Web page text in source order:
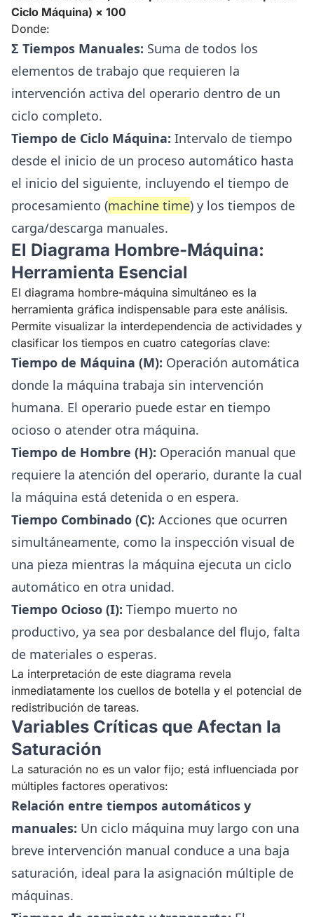
Ciclo Máquina) × 100
Donde:
Σ Tiempos Manuales: Suma de todos los
elementos de trabajo que requieren la
intervención activa del operario dentro de un
ciclo completo.
Tiempo de Ciclo Máquina: Intervalo de tiempo
desde el inicio de un proceso automático hasta
el inicio del siguiente, incluyendo el tiempo de
procesamiento (machine time) y los tiempos de
carga/descarga manuales.
El Diagrama Hombre-Máquina:
Herramienta Esencial
El diagrama hombre-máquina simultáneo es la
herramienta gráfica indispensable para este análisis.
Permite visualizar la interdependencia de actividades y
clasificar los tiempos en cuatro categorías clave:
Tiempo de Máquina (M): Operación automática
donde la máquina trabaja sin intervención
humana. El operario puede estar en tiempo
ocioso o atender otra máquina.
Tiempo de Hombre (H): Operación manual que
requiere la atención del operario, durante la cual
la máquina está detenida o en espera.
Tiempo Combinado (C): Acciones que ocurren
simultáneamente, como la inspección visual de
una pieza mientras la máquina ejecuta un ciclo
automático en otra unidad.
Tiempo Ocioso (I): Tiempo muerto no
productivo, ya sea por desbalance del flujo, falta
de materiales o esperas.
La interpretación de este diagrama revela
inmediatamente los cuellos de botella y el potencial de
redistribución de tareas.
Variables Críticas que Afectan la
Saturación
La saturación no es un valor fijo; está influenciada por
múltiples factores operativos:
Relación entre tiempos automáticos y
manuales: Un ciclo máquina muy largo con una
breve intervención manual conduce a una baja
saturación, ideal para la asignación múltiple de
máquinas.